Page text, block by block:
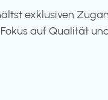
exklusiven
auf Qualität